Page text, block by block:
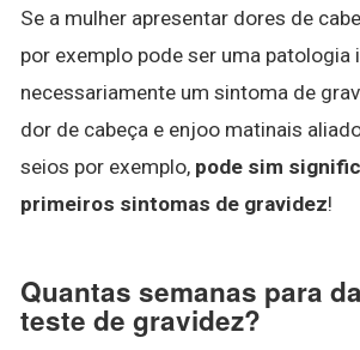
Se a mulher apresentar dores de
por exemplo pode ser uma patologia
necessariamente um sintoma de
dor de cabeça e enjoo matinais
seios por exemplo, pode sim
primeiros sintomas de gravidez!
Quantas semanas para
teste de gravidez?